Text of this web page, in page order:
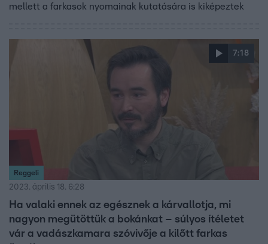
mellett a farkasok nyomainak kutatására is kiképeztek
7:18
Reggeli
2023. április 18. 6:28
Ha valaki ennek az egésznek a kárvallotja, mi
nagyon megütöttük a bokánkat – súlyos ítéletet
vár a vadászkamara szóvivője a kilőtt farkas